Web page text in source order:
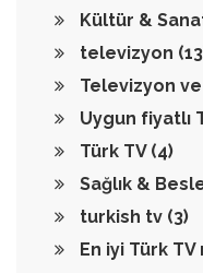
Kültür &
televizyon
Televizyon
Uygun fiyatlı
Türk TV (4)
Sağlık &
turkish tv (3)
En iyi Türk TV